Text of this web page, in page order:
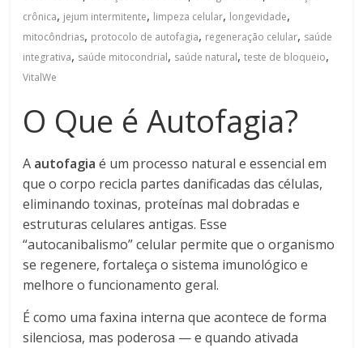
crônica, jejum intermitente, limpeza celular, longevidade,
mitocôndrias, protocolo de autofagia, regeneração celular, saúde
integrativa, saúde mitocondrial, saúde natural,teste de bloqueio,
VitalWe
O Que é Autofagia?
A autofagia é um processo natural e essencial em
que o corpo recicla partes danificadas das células,
eliminando toxinas, proteínas mal dobradas e
estruturas celulares antigas. Esse
“autocanibalismo” celular permite que o organismo
se regenere, fortaleça o sistema imunológico e
melhore o funcionamento geral.
É como uma faxina interna que acontece de forma
silenciosa, mas poderosa — e quando ativada